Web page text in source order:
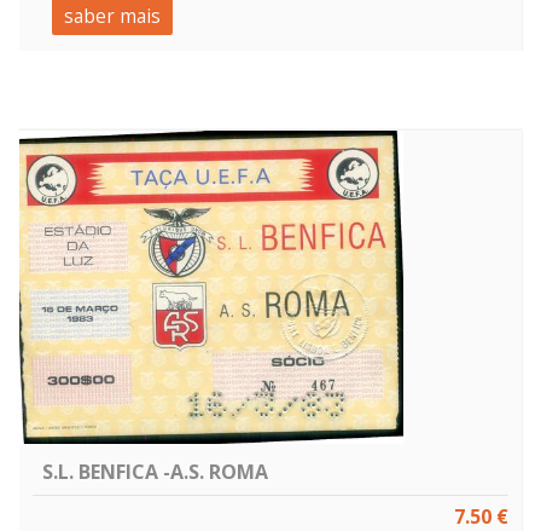
saber mais
S.L. BENFICA -A.S. ROMA
7.50 €